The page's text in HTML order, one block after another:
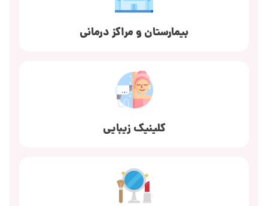
بیمارستان و مراکز درمانی
کلینیک زیبایی